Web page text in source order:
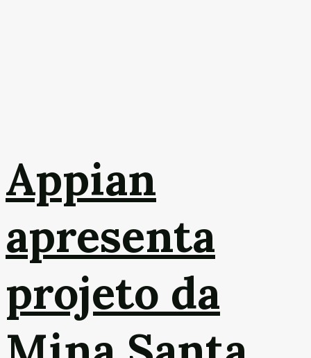
Appian
apresenta
projeto da